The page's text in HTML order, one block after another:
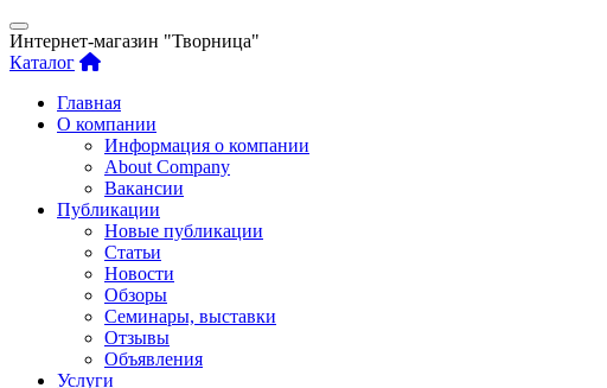
Интернет-магазин "Творница"
Каталог
Главная
О компании
Информация о компании
About Company
Вакансии
Публикации
Новые публикации
Статьи
Новости
Обзоры
Семинары, выставки
Отзывы
Объявления
Услуги